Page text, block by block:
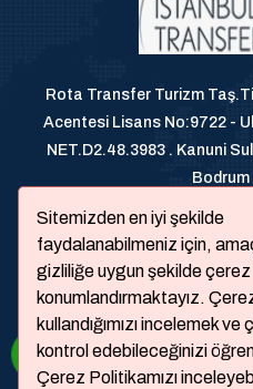
Sitemizden en iyi şekilde
faydalanabilmeniz için,
gizliliğe uygun şekilde çerez
konumlandırmaktayız.
kullandığımızı incelemek ve
kontrol edebileceğinizi
Çerez Politikamızı
Rota Transfer Turizm
Acentesi Lisans No:9722 -
NET.D2.48.3983 . Kanuni
Bodrum